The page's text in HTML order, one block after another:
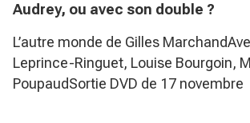
Audrey, ou avec son double ?
L’autre monde de Gilles
Leprince-Ringuet, Louise Bourgoin,
PoupaudSortie DVD de 17 novembre